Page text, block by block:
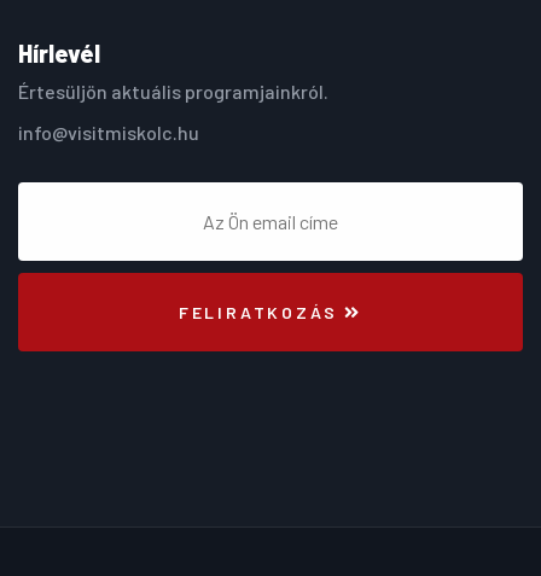
Hírlevél
Értesüljön aktuális programjainkról.
info@visitmiskolc.hu
FELIRATKOZÁS